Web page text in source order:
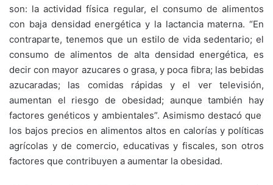
son: la actividad física regular, el consumo de alimentos
con baja densidad energética y la lactancia materna. “En
contraparte, tenemos que un estilo de vida sedentario; el
consumo de alimentos de alta densidad energética, es
decir con mayor azucares o grasa, y poca fibra; las bebidas
azucaradas; las comidas rápidas y el ver televisión,
aumentan el riesgo de obesidad; aunque también hay
factores genéticos y ambientales”. Asimismo destacó que
los bajos precios en alimentos altos en calorías y políticas
agrícolas y de comercio, educativas y fiscales, son otros
factores que contribuyen a aumentar la obesidad.